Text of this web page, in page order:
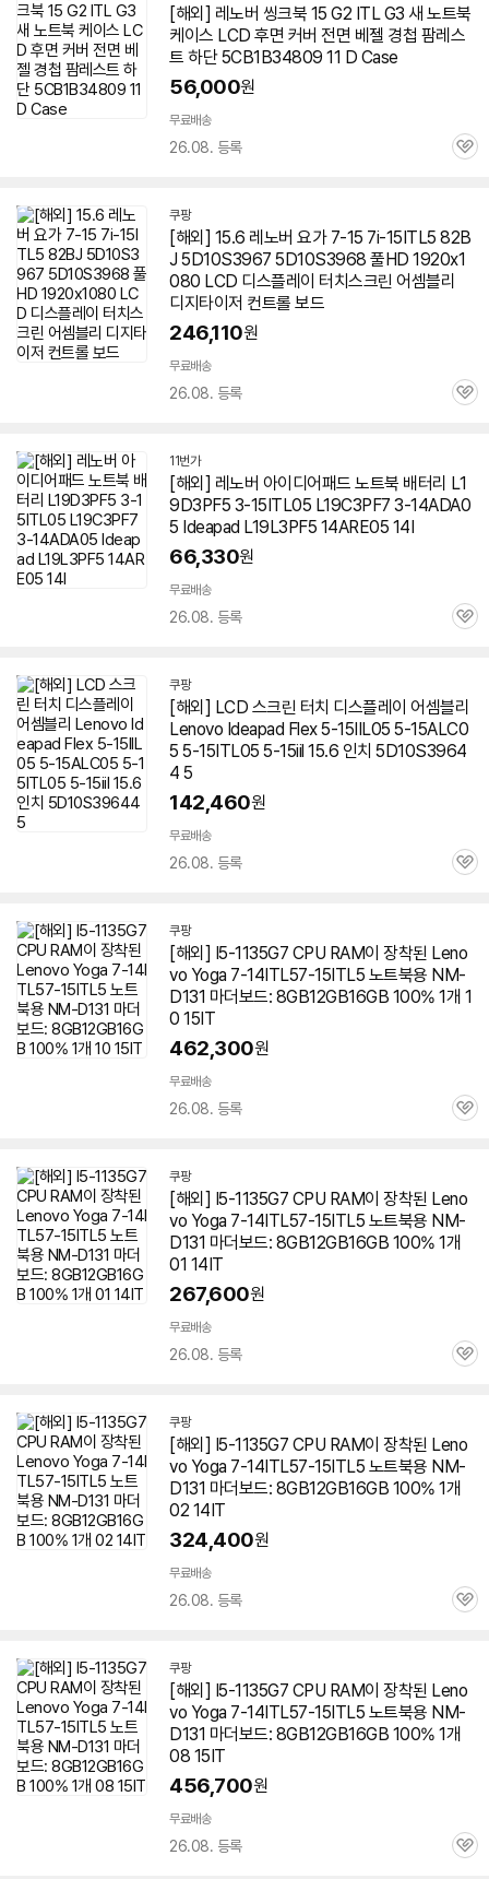
[해외] 레노버 씽크북 15 G2 ITL G3 새 노트북
케이스 LCD 후면 커버 전면 베젤 경첩 팜레스
트 하단 5CB1B34809 11 D Case
56,000원
무료배송
26.08. 등록
관
쿠팡
[해외] 15.6 레노버 요가 7-15 7i-15ITL5 82B
J 5D10S3967 5D10S3968 풀HD 1920x1
080 LCD 디스플레이 터치스크린 어셈블리
디지타이저 컨트롤 보드
246,110원
무료배송
26.08. 등록
관
11번가
[해외] 레노버 아이디어패드 노트북 배터리 L1
9D3PF5 3-15ITL05 L19C3PF7 3-14ADA0
5 Ideapad L19L3PF5 14ARE05 14I
66,330원
무료배송
26.08. 등록
관
쿠팡
[해외] LCD 스크린 터치 디스플레이 어셈블리
Lenovo Ideapad Flex 5-15IIL05 5-15ALC0
5 5-15ITL05 5-15iil 15.6 인치 5D10S3964
4 5
142,460원
무료배송
26.08. 등록
관
쿠팡
[해외] I5-1135G7 CPU RAM이 장착된 Leno
vo Yoga 7-14ITL57-15ITL5 노트북용 NM-
D131 마더보드: 8GB12GB16GB 100% 1개 1
0 15IT
462,300원
무료배송
26.08. 등록
관
쿠팡
[해외] I5-1135G7 CPU RAM이 장착된 Leno
vo Yoga 7-14ITL57-15ITL5 노트북용 NM-
D131 마더보드: 8GB12GB16GB 100% 1개
01 14IT
267,600원
무료배송
26.08. 등록
관
쿠팡
[해외] I5-1135G7 CPU RAM이 장착된 Leno
vo Yoga 7-14ITL57-15ITL5 노트북용 NM-
D131 마더보드: 8GB12GB16GB 100% 1개
02 14IT
324,400원
무료배송
26.08. 등록
관
쿠팡
[해외] I5-1135G7 CPU RAM이 장착된 Leno
vo Yoga 7-14ITL57-15ITL5 노트북용 NM-
D131 마더보드: 8GB12GB16GB 100% 1개
08 15IT
456,700원
무료배송
26.08. 등록
관